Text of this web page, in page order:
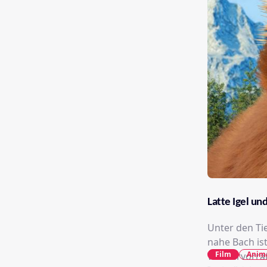
Latte Igel
Unter den
nahe Bach
Film